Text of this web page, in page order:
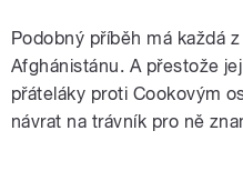
Podobný příběh má každá
Afghánistánu. A přestože
přáteláky proti Cookovým
návrat na trávník pro ně